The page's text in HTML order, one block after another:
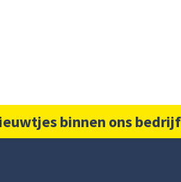
binnen ons